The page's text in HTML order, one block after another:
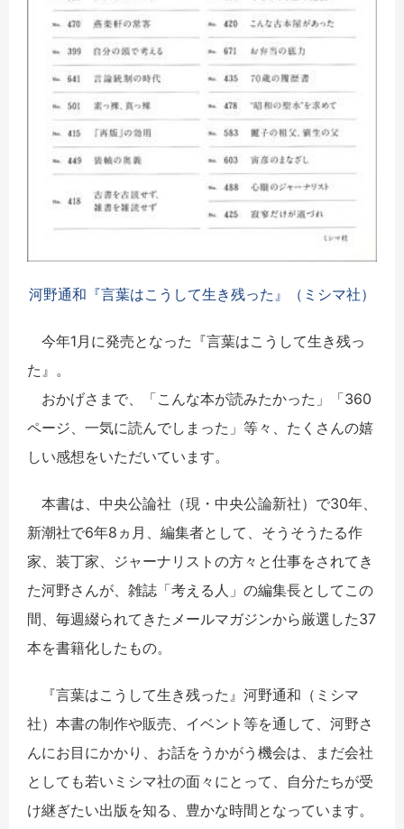
河野通和『言葉はこうして生き残った』（ミシマ社）
今年1月に発売となった『言葉はこうして生き残っ
た』。
おかげさまで、「こんな本が読みたかった」「360
ページ、一気に読んでしまった」等々、たくさんの嬉
しい感想をいただいています。
本書は、中央公論社（現・中央公論新社）で30年、
新潮社で6年8ヵ月、編集者として、そうそうたる作
家、装丁家、ジャーナリストの方々と仕事をされてき
た河野さんが、雑誌「考える人」の編集長としてこの
間、毎週綴られてきたメールマガジンから厳選した37
本を書籍化したもの。
『言葉はこうして生き残った』河野通和（ミシマ
社）本書の制作や販売、イベント等を通して、河野さ
んにお目にかかり、お話をうかがう機会は、まだ会社
としても若いミシマ社の面々にとって、自分たちが受
け継ぎたい出版を知る、豊かな時間となっています。